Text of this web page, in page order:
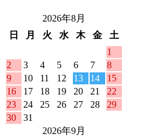
2026年8月
日
月 火 水 木 金
土
1
2
3 4 5 6 7
8
9
10 11 12 13 14
15
16
17 18 19 20 21
22
23
24 25 26 27 28
29
30
31
2026年9月